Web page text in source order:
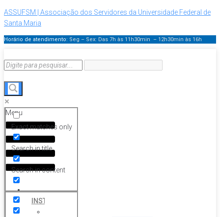
ASSUFSM | Associação dos Servidores da Universidade Federal de
Santa Maria
Horário de atendimento: Seg – Sex: Das 7h às 11h30min – 12h30min às 16h
Exact matches only
Search in title
Search in content
Menu
HOME
INSTITUCIONAL